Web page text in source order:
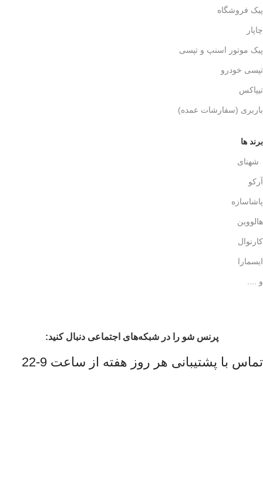
پیک فروشگاه
چاپار
پیک موتور اسنپ و تپسی
تپسی خودرو
تیپاکس
باربری (سفارشات عمده)
برند ها
شهنای
آرکو
پاشاسازه
هالووین
کارنوال
ایسمارا
و ....
پرنس شو را در شبکه‌های اجتماعی دنبال کنید:
تماس با پشتیبانی هر روز هفته از ساعت 9-22